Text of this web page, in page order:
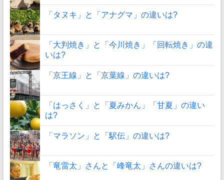
「タヌキ」と「アナグマ」の違いは?
「大判焼き」と「今川焼き」「回転焼き」の違
いは?
「京王線」と「京葉線」の違いは?
「はっさく」と「夏みかん」「甘夏」の違い
は?
「マラソン」と「駅伝」の違いは?
「竜雷太」さんと「峰竜太」さんの違いは?